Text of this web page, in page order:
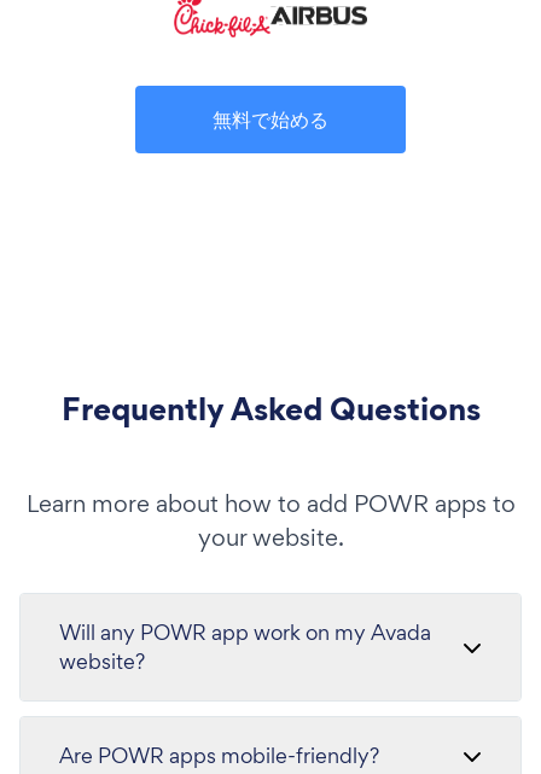
無料で始める
Frequently Asked Questions
Learn more about how to add POWR apps to
your website.
Will any POWR app work on my Avada
website?
Are POWR apps mobile-friendly?